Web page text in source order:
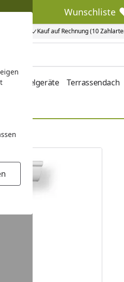
Kauf auf Rechnung (10
Wunschliste
Wunschliste
Terrassendach